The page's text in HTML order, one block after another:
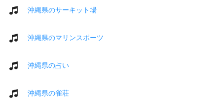
沖縄県のサーキット場
沖縄県のマリンスポーツ
沖縄県の占い
沖縄県の雀荘